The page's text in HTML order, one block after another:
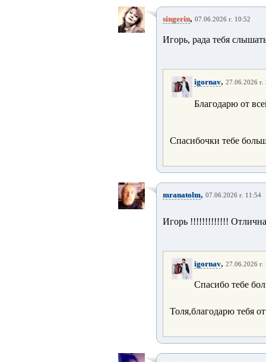
singerin, 07.06.2026 г. 10:52
Игорь, рада тебя
igornav, 27.06.2026 г.
Благодарю от
Спасибочки тебе
mranatolm, 07.06.2026 г. 11:54
Игорь !!!!!!!!!!!!!
igornav, 27.06.2026 г.
Спасибо тебе
Толя,благодарю тебя